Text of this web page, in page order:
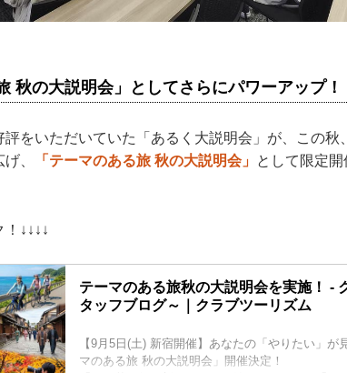
秋の大説明会」としてさらにパワーアップ！
をいただいていた「あるく大説明会」が、この秋
、
「テーマのある旅 秋の大説明会」 として限定
↓↓↓↓
テーマのある旅秋の大説明会を実施！ -
タッフブログ～｜クラブツーリズム
【9月5日(土) 新宿開催】あなたの「やりたい」が
マのある旅 秋の大説明会」開催決定！